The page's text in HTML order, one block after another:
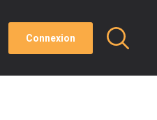
Connexion